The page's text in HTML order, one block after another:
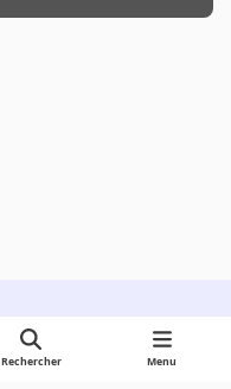
Rechercher Menu